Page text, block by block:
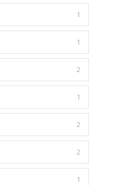
1
1
2
1
2
2
1